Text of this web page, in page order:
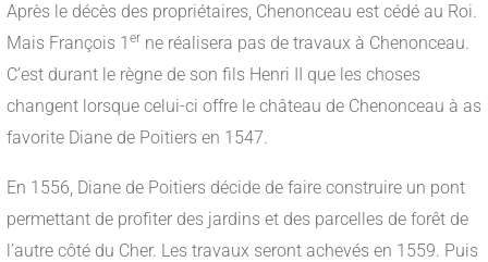
Après le décès des propriétaires, Chenonceau est cédé au Roi.
Mais François 1 er ne réalisera pas de travaux à Chenonceau.
C’est durant le règne de son fils Henri II que les choses
changent lorsque celui-ci offre le château de Chenonceau à as
favorite Diane de Poitiers en 1547.
En 1556, Diane de Poitiers décide de faire construire un pont
permettant de profiter des jardins et des parcelles de forêt de
l’autre côté du Cher. Les travaux seront achevés en 1559. Puis